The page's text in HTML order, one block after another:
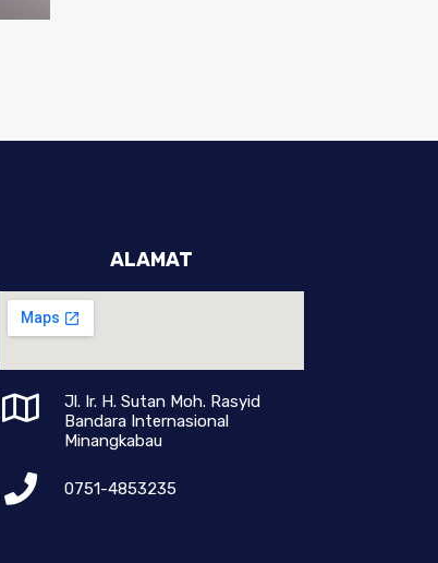
ALAMAT
Jl. Ir. H. Sutan Moh. Rasyid
Bandara Internasional
Minangkabau
0751-4853235